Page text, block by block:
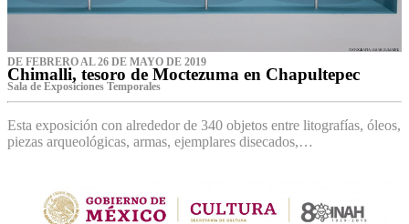
DE FEBRERO AL 26 DE MAYO DE 2019
Chimalli, tesoro de Moctezuma en Chapultepec
Sala de Exposiciones Temporales
Esta exposición con alrededor de 340 objetos entre litografías, óleos,
piezas arqueológicas, armas, ejemplares disecados,…